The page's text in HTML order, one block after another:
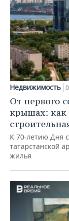
Недвижимость
От первого
крышах: как
К 70-летию Дня
татарстанской
жилья